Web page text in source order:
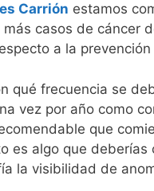
Carrión estamos
casos de cáncer
a la
qué frecuencia se
vez por año como
que
es algo que
la visibilidad de